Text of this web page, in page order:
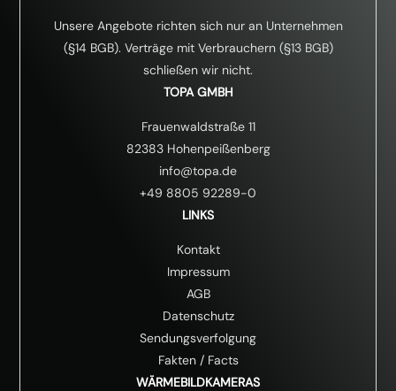
Unsere Angebote richten sich nur an Unternehmen
(§14 BGB). Verträge mit Verbrauchern (§13 BGB)
schließen wir nicht.
TOPA GMBH
Frauenwaldstraße 11
82383 Hohenpeißenberg
info@topa.de
+49 8805 92289-0
LINKS
Kontakt
Impressum
AGB
Datenschutz
Sendungsverfolgung
Fakten/ Facts
WÄRMEBILDKAMERAS